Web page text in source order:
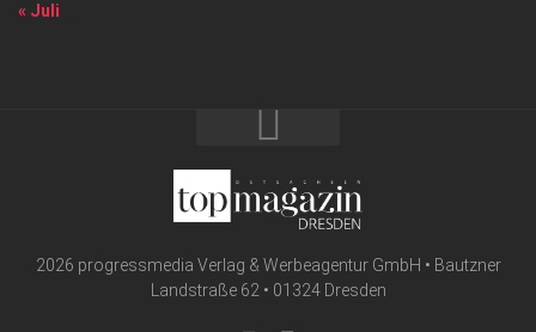
« Juli
2026 progressmedia Verlag & Werbeagentur GmbH • Bautzner
Landstraße 62 • 01324 Dresden